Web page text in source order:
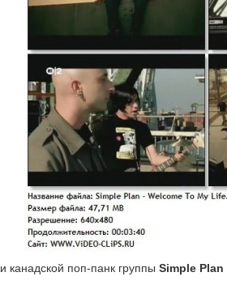
канадской поп-панк группы Simple Plan